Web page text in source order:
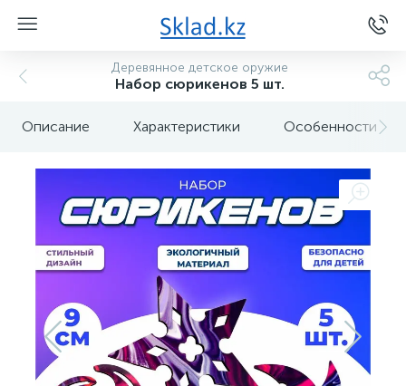
Деревянное детское оружие
Набор сюрикенов 5 шт.
Описание Характеристики Особенности